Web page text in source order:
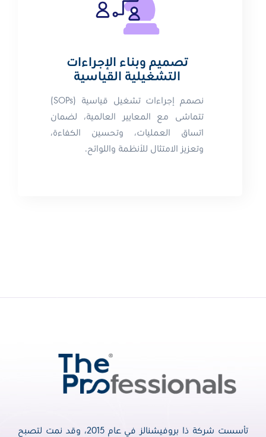
تصميم وبناء الإجراءات
التشغيلية القياسية
نصمم إجراءات تشغيل قياسية (SOPs)
تتماشى مع المعايير العالمية، لضمان
اتساق العمليات، وتحسين الكفاءة،
وتعزيز الامتثال للأنظمة واللوائح.
تأسست شركة ذا بروفيشنالز في عام 2015، وقد نمت لتصبح